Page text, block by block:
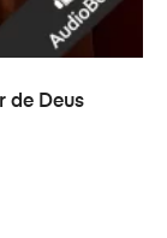
de Deus